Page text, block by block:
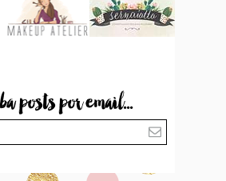
posts por email...